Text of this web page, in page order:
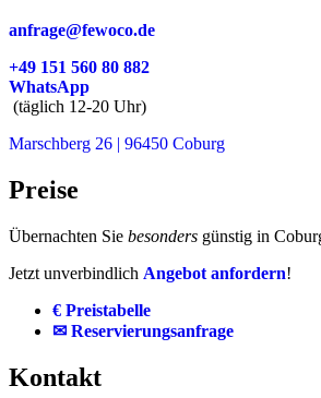
anfrage@fewoco.de
+49 151 560 80 882
WhatsApp
(täglich 12-20 Uhr)
Marschberg 26 | 96450 Coburg
Preise
Übernachten Sie besonders günstig in
Jetzt unverbindlich Angebot anfordern!
€ Preistabelle
✉ Reservierungsanfrage
Kontakt